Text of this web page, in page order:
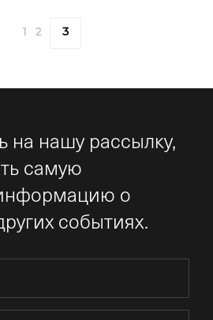
2 3
на нашу рассылку,
самую
о
событиях.